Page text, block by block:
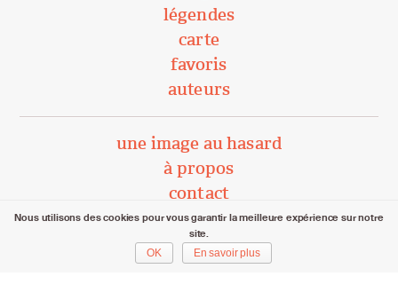
légendes
carte
favoris
auteurs
une image au hasard
à propos
contact
unephotoparjour.ch/ 2015 – 2026
Tous droits réservés aux auteurs respectifs.
Nous utilisons des cookies pour vous garantir la meilleure expérience sur notre
site.
OK
En savoir plus